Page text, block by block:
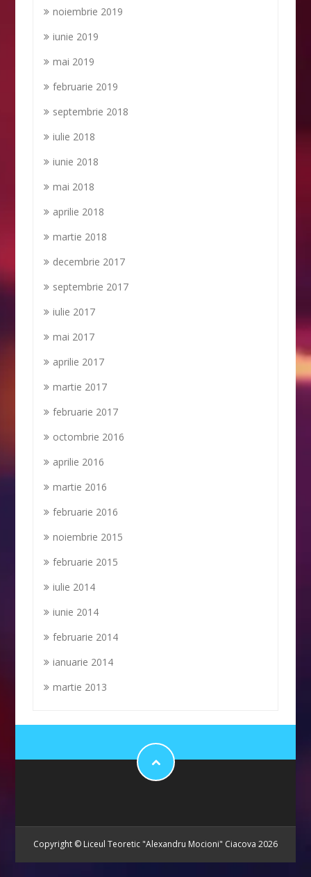
noiembrie 2019
iunie 2019
mai 2019
februarie 2019
septembrie 2018
iulie 2018
iunie 2018
mai 2018
aprilie 2018
martie 2018
decembrie 2017
septembrie 2017
iulie 2017
mai 2017
aprilie 2017
martie 2017
februarie 2017
octombrie 2016
aprilie 2016
martie 2016
februarie 2016
noiembrie 2015
februarie 2015
iulie 2014
iunie 2014
februarie 2014
ianuarie 2014
martie 2013
Copyright © Liceul Teoretic "Alexandru Mocioni" Ciacova 2026